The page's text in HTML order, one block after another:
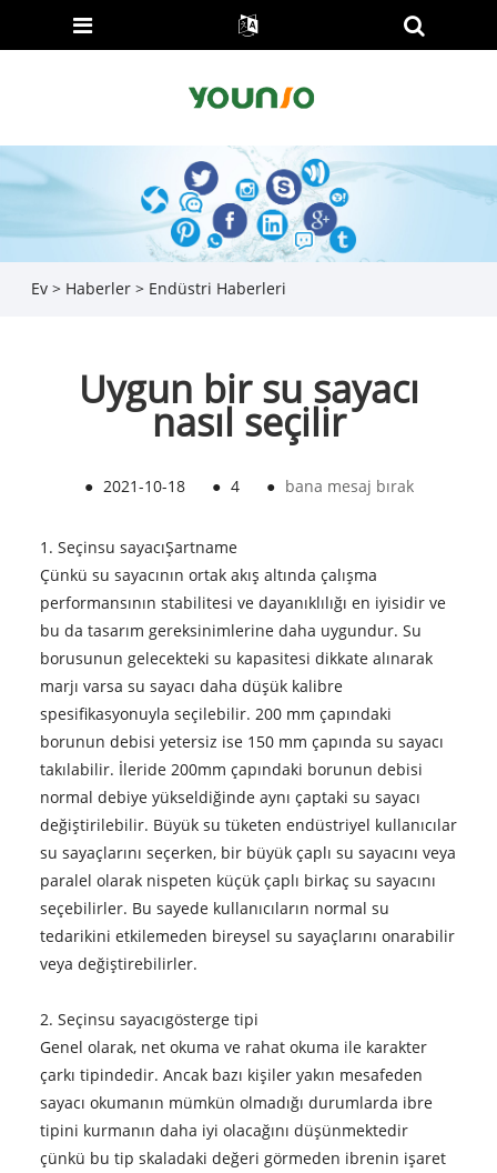
Ev > Haberler> Endüstri Haberleri
Uygun bir su sayacı
nasıl seçilir
● 2021-10-18 ● 4 ● bana mesaj bırak
1. Seçinsu sayacıŞartname
Çünkü su sayacının ortak akış altında çalışma
performansının stabilitesi ve dayanıklılığı en iyisidir ve
bu da tasarım gereksinimlerine daha uygundur. Su
borusunun gelecekteki su kapasitesi dikkate alınarak
marjı varsa su sayacı daha düşük kalibre
spesifikasyonuyla seçilebilir. 200 mm çapındaki
borunun debisi yetersiz ise 150 mm çapında su sayacı
takılabilir. İleride 200mm çapındaki borunun debisi
normal debiye yükseldiğinde aynı çaptaki su sayacı
değiştirilebilir. Büyük su tüketen endüstriyel kullanıcılar
su sayaçlarını seçerken, bir büyük çaplı su sayacını veya
paralel olarak nispeten küçük çaplı birkaç su sayacını
seçebilirler. Bu sayede kullanıcıların normal su
tedarikini etkilemeden bireysel su sayaçlarını onarabilir
veya değiştirebilirler.
2. Seçinsu sayacıgösterge tipi
Genel olarak, net okuma ve rahat okuma ile karakter
çarkı tipindedir. Ancak bazı kişiler yakın mesafeden
sayacı okumanın mümkün olmadığı durumlarda ibre
tipini kurmanın daha iyi olacağını düşünmektedir
çünkü bu tip skaladaki değeri görmeden ibrenin işaret